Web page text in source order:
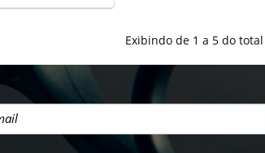
Exibindo de 1 a 5 do